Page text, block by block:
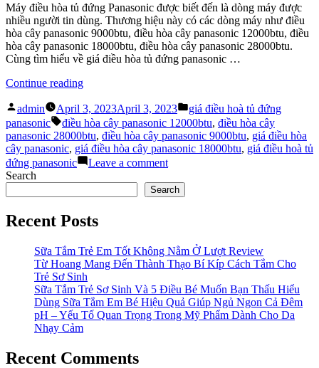
Máy điều hòa tủ đứng Panasonic được biết đến là dòng máy được
nhiều người tin dùng. Thương hiệu này có các dòng máy như điều
hòa cây panasonic 9000btu, điều hòa cây panasonic 12000btu, điều
hòa cây panasonic 18000btu, điều hòa cây panasonic 28000btu.
Cùng tìm hiểu về giá điều hòa tủ đứng panasonic …
Continue reading“Đôi
về
giá
điều
hòa
tủ
đứng
panasonic”
Posted
by
admin April 3, 2023April 3, 2023
Posted
in
giá điều hoà tủ đứng
panasonic
Tags:
điều hòa cây panasonic 12000btu, điều hòa cây
panasonic 28000btu, điều hòa cây panasonic 9000btu, giá điều hòa
cây panasonic, giá điều hòa cây panasonic 18000btu, giá điều hoà tủ
đứng panasonic
Leave a commenton
nét
về
tủ
đứng
Search
Search
Recent Posts
Sữa Tắm Trẻ Em Tốt Không Nằm Ở Lượt Review
Từ Hoang Mang Đến Thành Thạo Bí Kíp Cách Tắm Cho
Trẻ Sơ Sinh
Sữa Tắm Trẻ Sơ Sinh Và 5 Điều Bé Muốn Bạn Thấu Hiểu
Dùng Sữa Tắm Em Bé Hiệu Quả Giúp Ngủ Ngon Cả Đêm
pH – Yếu Tố Quan Trọng Trong Mỹ Phẩm Dành Cho Da
Nhạy Cảm
Recent Comments